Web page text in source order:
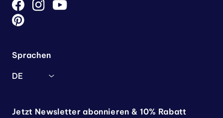
Sprachen
DE
Jetzt Newsletter abonnieren & 10% Rabatt